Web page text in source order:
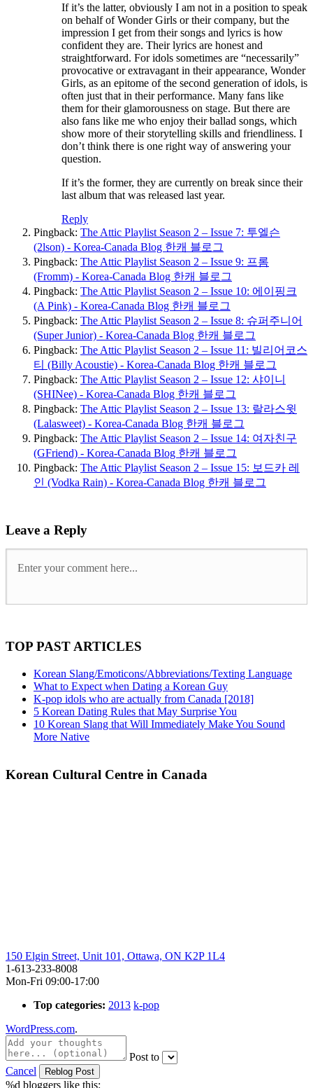
If it’s the latter, obviously I am not in a position to speak
on behalf of Wonder Girls or their company, but the
impression I get from their songs and lyrics is how
confident they are. Their lyrics are honest and
straightforward. For idols sometimes are “necessarily”
provocative or extravagant in their appearance, Wonder
Girls, as an epitome of the second generation of idols, is
often just that in their performance. Many fans like
them for their glamorousness on stage. But there are
also fans like me who enjoy their ballad songs, which
show more of their storytelling skills and friendliness. I
don’t think there is one right way of answering your
question.
If it’s the former, they are currently on break since their
last album that was released last year.
Reply
Pingback: The Attic Playlist Season 2 – Issue 7: 투엘슨
(2lson) - Korea-Canada Blog 한캐 블로그
Pingback: The Attic Playlist Season 2 – Issue 9: 프롬
(Fromm) - Korea-Canada Blog 한캐 블로그
Pingback: The Attic Playlist Season 2 – Issue 10: 에이핑크
(A Pink) - Korea-Canada Blog 한캐 블로그
Pingback: The Attic Playlist Season 2 – Issue 8: 슈퍼주니어
(Super Junior) - Korea-Canada Blog 한캐 블로그
Pingback: The Attic Playlist Season 2 – Issue 11: 빌리어코스
티 (Billy Acoustie) - Korea-Canada Blog 한캐 블로그
Pingback: The Attic Playlist Season 2 – Issue 12: 샤이니
(SHINee) - Korea-Canada Blog 한캐 블로그
Pingback: The Attic Playlist Season 2 – Issue 13: 랄라스윗
(Lalasweet) - Korea-Canada Blog 한캐 블로그
Pingback: The Attic Playlist Season 2 – Issue 14: 여자친구
(GFriend) - Korea-Canada Blog 한캐 블로그
Pingback: The Attic Playlist Season 2 – Issue 15: 보드카 레
인 (Vodka Rain) - Korea-Canada Blog 한캐 블로그
Leave a Reply
TOP PAST ARTICLES
Korean Slang/Emoticons/Abbreviations/Texting Language
What to Expect when Dating a Korean Guy
K-pop idols who are actually from Canada [2018]
5 Korean Dating Rules that May Surprise You
10 Korean Slang that Will Immediately Make You Sound
More Native
Korean Cultural Centre in Canada
150 Elgin Street, Unit 101, Ottawa, ON K2P 1L4
1-613-233-8008
Mon-Fri 09:00-17:00
Top categories: 2013 k-pop
WordPress.com.
Post to
Cancel
%d bloggers like this: